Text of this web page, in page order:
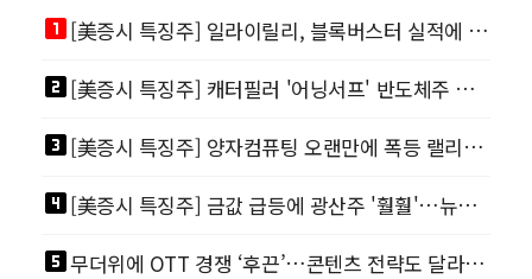
looks_one [美증시 특징주] 일라이릴리, 블록버스터 실적에 급등…마운자로 매출 폭발
looks_two [美증시 특징주] 캐터필러 '어닝서프' 반도체주 급등 촉발…"AI 데이터센터 건설 강력"
looks_3 [美증시 특징주] 양자컴퓨팅 오랜만에 폭등 랠리…디웨이브·아이온큐 주도
looks_4 [美증시 특징주] 금값 급등에 광산주 '훨훨'…뉴몬트·바릭마이닝 주도
looks_5 무더위에 OTT 경쟁 ‘후끈’…콘텐츠 전략도 달라진다